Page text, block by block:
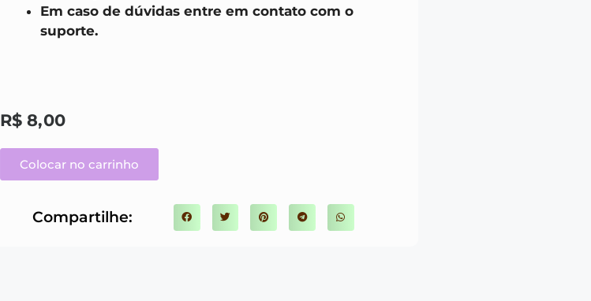
Em caso de dúvidas entre em contato com o
suporte.
R$ 8,00
Colocar no carrinho
Compartilhe: